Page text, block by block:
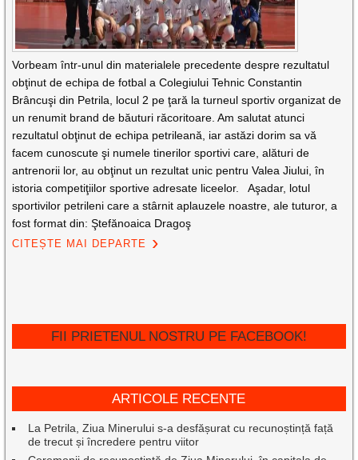
Vorbeam într-unul din materialele precedente despre rezultatul
obţinut de echipa de fotbal a Colegiului Tehnic Constantin
Brâncuşi din Petrila, locul 2 pe ţară la turneul sportiv organizat de
un renumit brand de băuturi răcoritoare. Am salutat atunci
rezultatul obţinut de echipa petrileană, iar astăzi dorim sa vă
facem cunoscute şi numele tinerilor sportivi care, alături de
antrenorii lor, au obţinut un rezultat unic pentru Valea Jiului, în
istoria competiţiilor sportive adresate liceelor. Aşadar, lotul
sportivilor petrileni care a stârnit aplauzele noastre, ale tuturor, a
fost format din: Ştefănoaica Dragoş
CITEȘTE MAI DEPARTE
FII PRIETENUL NOSTRU PE FACEBOOK!
ARTICOLE RECENTE
La Petrila, Ziua Minerului s-a desfășurat cu recunoștință față
de trecut și încredere pentru viitor